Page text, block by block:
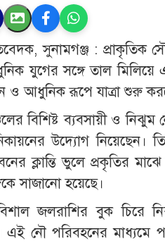
সুনামগঞ্জ : প্রাকৃতিক
যুগের সঙ্গে তাল
ও আধুনিক রূপে যাত্রা শুরু
বিশিষ্ট ব্যবসায়ী ও নিঝুম
উদ্যোগ নিয়েছেন।
ক্লান্তি ভুলে প্রকৃতির
সাজানো হয়েছে।
জলরাশির বুক চিরে
এই নৌ পরিবহনের মাধ্যমে